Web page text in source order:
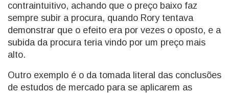
contraintuitivo, achando que o preço baixo faz
sempre subir a procura, quando Rory tentava
demonstrar que o efeito era por vezes o oposto, e a
subida da procura teria vindo por um preço mais
alto.
Outro exemplo é o da tomada literal das conclusões
de estudos de mercado para se aplicarem as